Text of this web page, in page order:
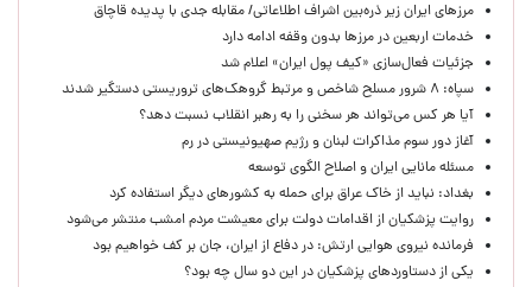
مرزهای ایران زیر ذره‌بین اشراف اطلاعاتی/ مقابله جدی با پدیده قاچاق
خدمات اربعین در مرزها بدون وقفه ادامه دارد
جزئیات فعال‌سازی «کیف پول ایران» اعلام شد
سپاه: ۸ شرور مسلح شاخص و مرتبط گروهک‌های تروریستی دستگیر شدند
آیا هر کس می‌تواند هر سخنی را به رهبر انقلاب نسبت دهد؟
آغاز دور سوم مذاکرات لبنان و رژیم صهیونیستی در رم
مسئله مانایی ایران و اصلاح الگوی توسعه
بغداد: نباید از خاک عراق برای حمله به کشورهای دیگر استفاده کرد
روایت پزشکیان از اقدامات دولت برای معیشت مردم امشب منتشر می‌شود
فرمانده نیروی هوایی ارتش: در دفاع از ایران، جان بر کف خواهیم بود
یکی از دستاوردهای پزشکیان در این دو سال چه بود؟